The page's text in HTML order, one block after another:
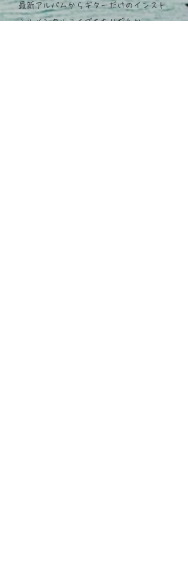
最新アルバムからギターだけのインスト
ゥルメンタルライブもありだとか。